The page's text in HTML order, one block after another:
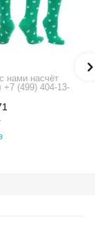
нами насчёт
+7 (499) 404-13-